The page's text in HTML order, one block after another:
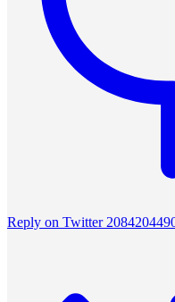
Reply on Twitter